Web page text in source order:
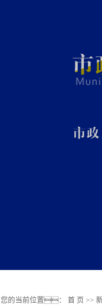
您的当前位置： 首 页 >>